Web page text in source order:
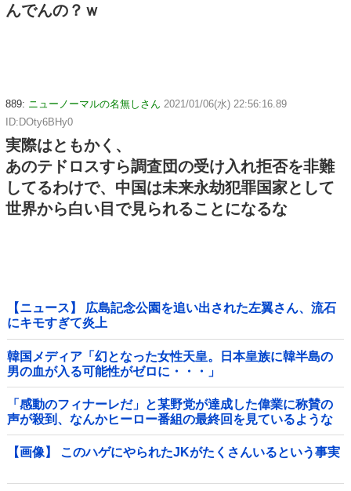
んでんの？ｗ
889: ニューノーマルの名無しさん 2021/01/06(水) 22:56:16.89
ID:DOty6BHy0
実際はともかく、
あのテドロスすら調査団の受け入れ拒否を非難
してるわけで、中国は未来永劫犯罪国家として
世界から白い目で見られることになるな
【ニュース】 広島記念公園を追い出された左翼さん、流石
にキモすぎて炎上
韓国メディア「幻となった女性天皇。日本皇族に韓半島の
男の血が入る可能性がゼロに・・・」
「感動のフィナーレだ」と某野党が達成した偉業に称賛の
声が殺到、なんかヒーロー番組の最終回を見ているような
気分に……他
【画像】 このハゲにやられたJKがたくさんいるという事実